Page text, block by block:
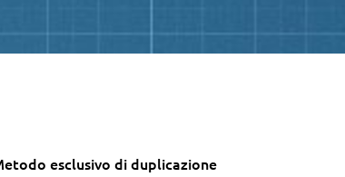
esclusivo di duplicazione